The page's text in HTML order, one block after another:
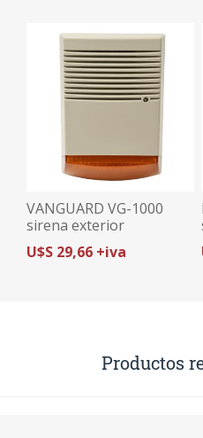
VANGUARD VG-1000
sirena exterior
policarbonato amarilla
U$S 29,66 +iva
Productos